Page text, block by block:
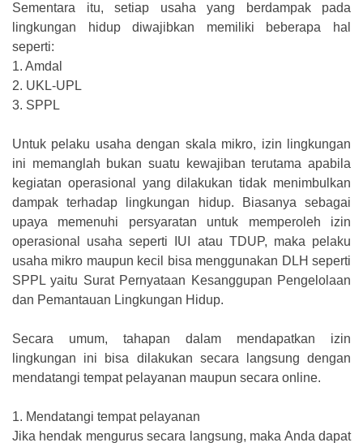
Sementara itu, setiap usaha yang berdampak pada
lingkungan hidup diwajibkan memiliki beberapa hal
seperti:
1. Amdal
2. UKL-UPL
3. SPPL
Untuk pelaku usaha dengan skala mikro, izin lingkungan
ini memanglah bukan suatu kewajiban terutama apabila
kegiatan operasional yang dilakukan tidak menimbulkan
dampak terhadap lingkungan hidup. Biasanya sebagai
upaya memenuhi persyaratan untuk memperoleh izin
operasional usaha seperti IUI atau TDUP, maka pelaku
usaha mikro maupun kecil bisa menggunakan DLH seperti
SPPL yaitu Surat Pernyataan Kesanggupan Pengelolaan
dan Pemantauan Lingkungan Hidup.
Secara umum, tahapan dalam mendapatkan izin
lingkungan ini bisa dilakukan secara langsung dengan
mendatangi tempat pelayanan maupun secara online.
1. Mendatangi tempat pelayanan
Jika hendak mengurus secara langsung, maka Anda dapat